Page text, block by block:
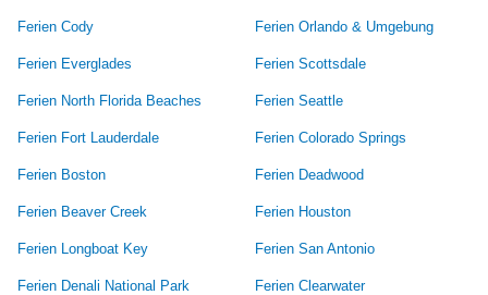
Ferien Cody Ferien Orlando & Umgebung
Ferien Everglades Ferien Scottsdale
Ferien North Florida Beaches Ferien Seattle
Ferien Fort Lauderdale Ferien Colorado Springs
Ferien Boston Ferien Deadwood
Ferien Beaver Creek Ferien Houston
Ferien Longboat Key Ferien San Antonio
Ferien Denali National Park Ferien Clearwater